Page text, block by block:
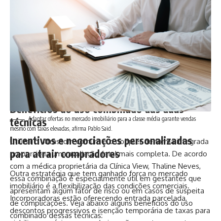
saúde. O doppler geralmente é solicitado a partir da
segunda metade da gestação, especialmente entre a 26ª e
a 36ª semana. Isto posto, o ultrassom com doppler é
indicado, por exemplo, em casos de crescimento fetal
abaixo do esperado, histórico de pré-eclâmpsia, gestação
múltipla ou alterações nos batimentos cardíacos fetais. Em
alguns casos, pode ser repetido ao longo do pré-natal para
monitorar a evolução do quadro.
Benefícios do uso combinado das duas
técnicas
Utilizar o ultrassom comum e o doppler de forma integrada
proporciona uma avaliação fetal mais completa. De acordo
com a médica proprietária da Clínica View, Thaline Neves,
essa combinação é especialmente útil em gestantes que
apresentam algum fator de risco ou em casos de suspeita
de complicações. Veja abaixo alguns benefícios do uso
combinado dessas técnicas:
Adaptar ofertas no mercado imobiliário para a classe média garante vendas
mesmo com taxas elevadas, afirma Pablo Said.
Incentivos e negociações personalizadas
para atrair compradores
Outra estratégia que tem ganhado força no mercado
imobiliário é a flexibilização das condições comerciais.
Incorporadoras estão oferecendo entrada parcelada,
descontos progressivos e isenção temporária de taxas para